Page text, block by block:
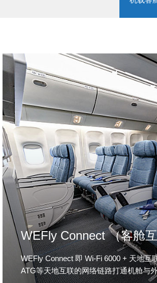
WEFly Connect （客舱互
WEFly Connect 即 Wi-Fi 6000 + 天地互
ATG等天地互联的网络链路打通机舱与